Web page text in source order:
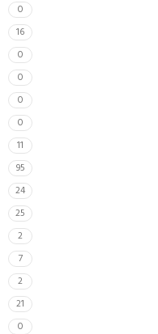
0
16
0
0
0
0
11
95
24
25
2
7
2
21
0